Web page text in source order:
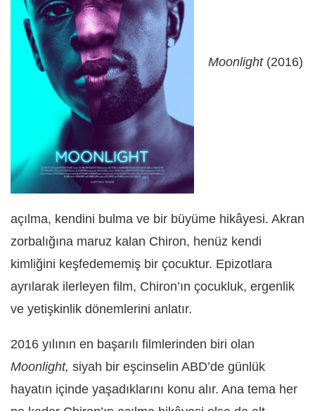
Moonlight (2016)
açılma, kendini bulma ve bir büyüme hikâyesi. Akran
zorbalığına maruz kalan Chiron, henüz kendi
kimliğini keşfedememiş bir çocuktur. Epizotlara
ayrılarak ilerleyen film, Chiron’ın çocukluk, ergenlik
ve yetişkinlik dönemlerini anlatır.
2016 yılının en başarılı filmlerinden biri olan
Moonlight, siyah bir eşcinselin ABD’de günlük
hayatın içinde yaşadıklarını konu alır. Ana tema her